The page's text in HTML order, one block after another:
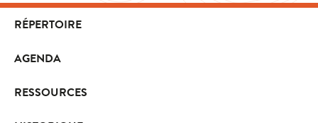
RÉPERTOIRE
AGENDA
RESSOURCES